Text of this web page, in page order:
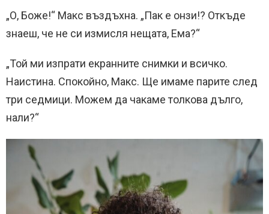
„О, Боже!“ Макс въздъхна. „Пак е онзи!? Откъде
знаеш, че не си измисля нещата, Ема?“
„Той ми изпрати екранните снимки и всичко.
Наистина. Спокойно, Макс. Ще имаме парите след
три седмици. Можем да чакаме толкова дълго,
нали?“